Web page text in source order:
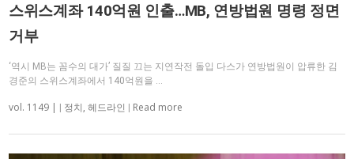
스위스계좌 140억원 인출…MB, 연방법원 명령 정면
거부
‘역시 MB는 꼼수의 대가’ 질질 끄는 지연작전 돌입 다스가 연방법원이 압류한 김
경준의 스위스계좌에서 140억원을 …
vol. 1149 | | 정치 ,헤드라인 | Read more